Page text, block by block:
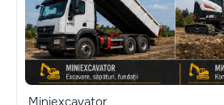
Miniexcavator